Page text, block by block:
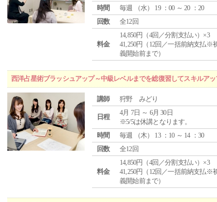
時間
毎週 （水） 19 ：00 ～ 20 ：20
回数
全12回
料金
14,850円（4回／分割支払い）×3
41,250円（12回／一括前納支払※
義開始前まで）
西洋占星術ブラッシュアップ～中級レベルまでを総復習してスキルア
講師 狩野 みどり
日程
4月 7日 ～ 6月 30日
※5/5は休講となります。
時間
毎週 （木） 13 ：10 ～ 14 ：30
回数
全12回
料金
14,850円（4回／分割支払い）×3
41,250円（12回／一括前納支払※
義開始前まで）